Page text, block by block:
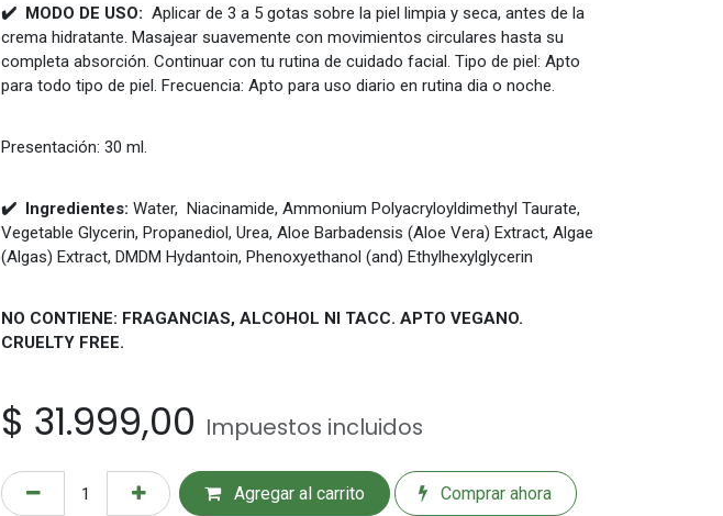
✔️ MODO DE USO: Aplicar de 3 a 5 gotas sobre la piel limpia y seca, antes de la
crema hidratante. Masajear suavemente con movimientos circulares hasta su
completa absorción. Continuar con tu rutina de cuidado facial. Tipo de piel: Apto
para todo tipo de piel. Frecuencia: Apto para uso diario en rutina dia o noche.
Presentación: 30 ml.
✔️ Ingredientes: Water, Niacinamide, Ammonium Polyacryloyldimethyl Taurate,
Vegetable Glycerin, Propanediol, Urea, Aloe Barbadensis (Aloe Vera) Extract, Algae
(Algas) Extract, DMDM Hydantoin, Phenoxyethanol (and) Ethylhexylglycerin
NO CONTIENE: FRAGANCIAS, ALCOHOL NI TACC. APTO VEGANO.
CRUELTY FREE.
$ 31.999,00 Impuestos incluidos
Agregar al carrito Comprar ahora